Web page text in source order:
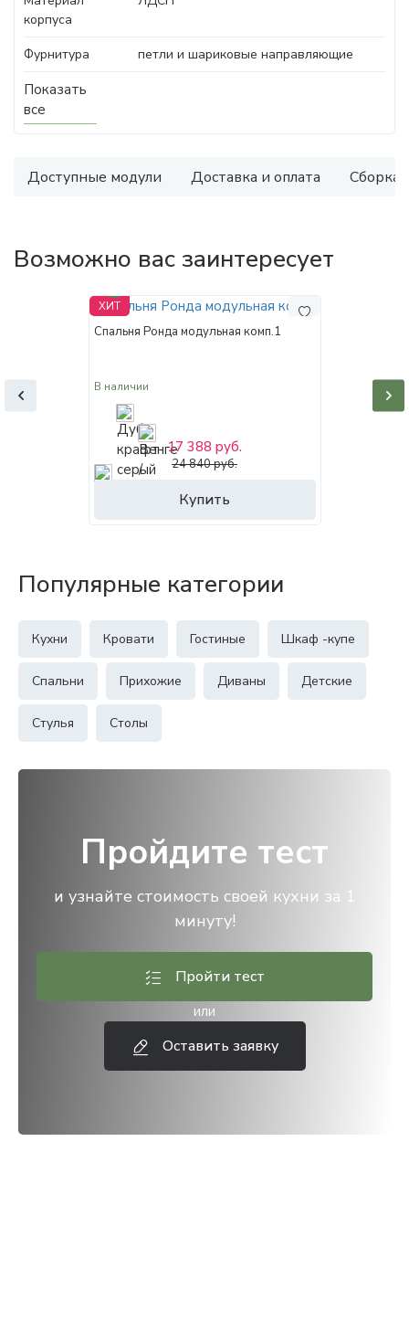
корпуса
Фурнитура петли и шариковые направляющие
Показать
все
Доступные модули Доставка и оплата Сборка
Возможно вас заинтересует
ХИТ
Спальня Ронда модульная комп.1
В наличии
Купить
17 388 руб.
24 840 руб.
Популярные категории
Кухни Кровати Гостиные Шкаф -купе
Спальни Прихожие Диваны Детские
Стулья Столы
Пройдите тест
и узнайте стоимость своей кухни за 1
минуту!
Пройти тест
или
Оставить заявку